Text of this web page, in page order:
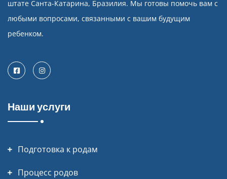
штате Санта-Катарина, Бразилия. Мы готовы помочь вам с
любыми вопросами, связанными с вашим будущим
ребенком.
FacebookInstagram
Наши услуги
Подготовка к родам
Процесс родов